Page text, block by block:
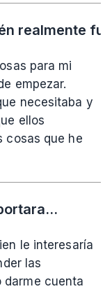
realmente fui
para mi
empezar.
necesitaba y
ellos
cosas que he
le interesaría
las
darme cuenta